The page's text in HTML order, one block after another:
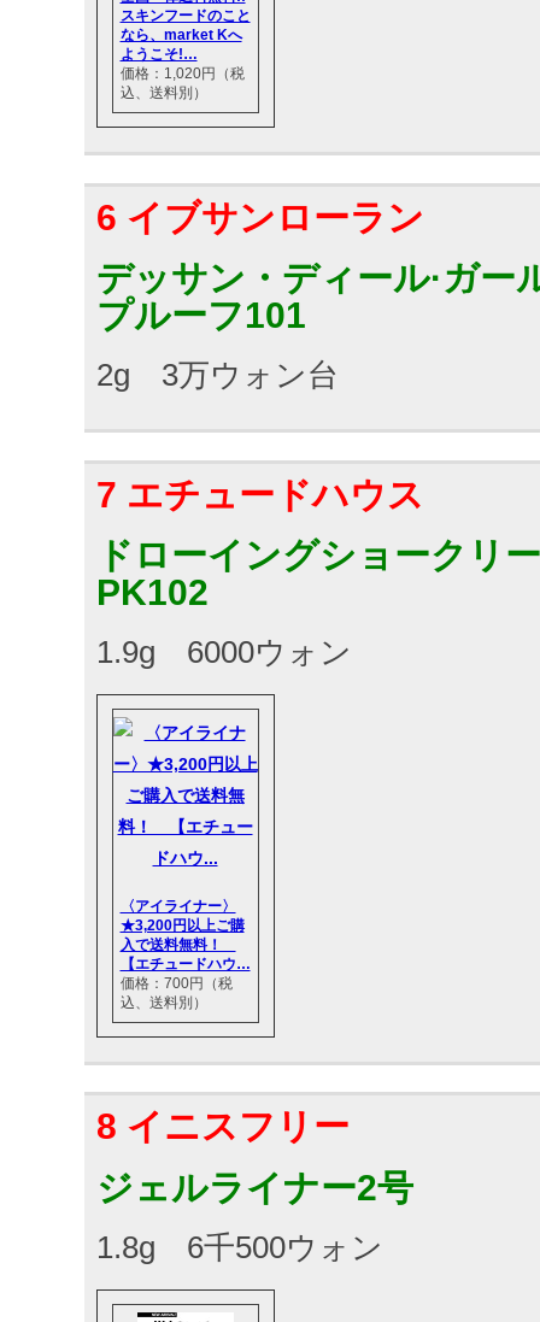
スキンフードのこと
なら、market Kへ
ようこそ!…
価格：1,020円（税
込、送料別）
6 イブサンローラン
デッサン・ディール·ガー
プルーフ101
2g 3万ウォン台
7 エチュードハウス
ドローイングショークリ
PK102
1.9g 6000ウォン
〈アイライナー〉
★3,200円以上ご購
入で送料無料！
【エチュードハウ…
価格：700円（税
込、送料別）
8 イニスフリー
ジェルライナー2号
1.8g 6千500ウォン